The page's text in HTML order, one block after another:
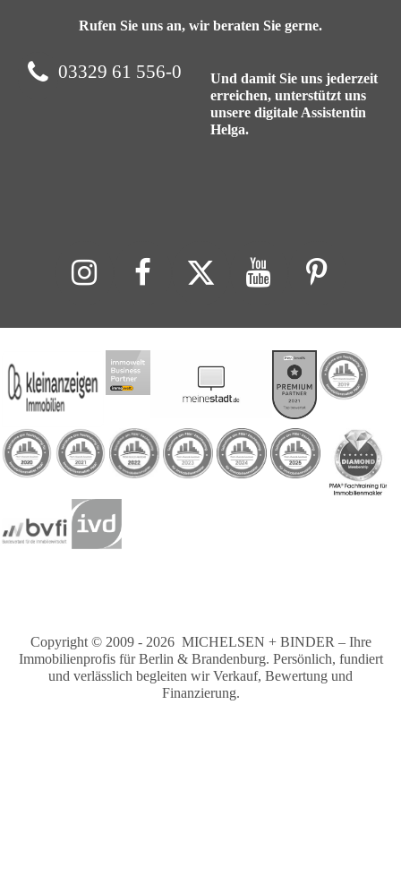
Rufen Sie uns an, wir beraten Sie gerne.
03329 61 556-0
Und damit Sie uns jederzeit
erreichen, unterstützt uns
unsere digitale Assistentin
Helga.
Copyright © 2009 - 2026 MICHELSEN + BINDER – Ihre
Immobilienprofis für Berlin & Brandenburg. Persönlich, fundiert
und verlässlich begleiten wir Verkauf, Bewertung und
Finanzierung.